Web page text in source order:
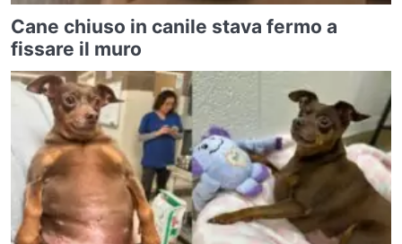
Cane chiuso in canile stava fermo a
fissare il muro